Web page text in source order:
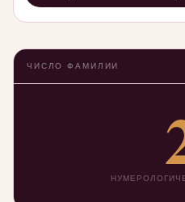
ЧИСЛО ФАМИЛИИ